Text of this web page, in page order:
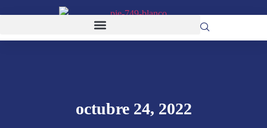
octubre 24, 2022